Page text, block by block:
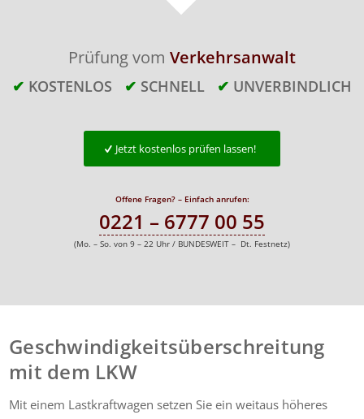
Prüfung vom Verkehrsanwalt
✔ KOSTENLOS ✔ SCHNELL ✔ UNVERBINDLICH
Jetzt kostenlos prüfen lassen!
Offene Fragen? – Einfach anrufen:
0221 – 6777 00 55
(Mo. – So. von 9 – 22 Uhr / BUNDESWEIT – Dt. Festnetz)
Geschwindigkeitsüberschreitung
mit dem LKW
Mit einem Lastkraftwagen setzen Sie ein weitaus höheres